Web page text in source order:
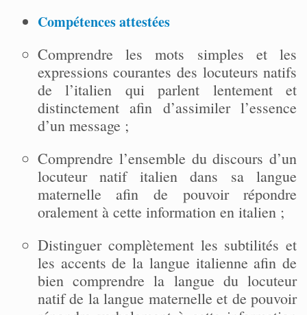
Compétences attestées
Comprendre les mots simples et les
expressions courantes des locuteurs natifs
de l’italien qui parlent lentement et
distinctement afin d’assimiler l’essence
d’un message ;
Comprendre l’ensemble du discours d’un
locuteur natif italien dans sa langue
maternelle afin de pouvoir répondre
oralement à cette information en italien ;
Distinguer complètement les subtilités et
les accents de la langue italienne afin de
bien comprendre la langue du locuteur
natif de la langue maternelle et de pouvoir